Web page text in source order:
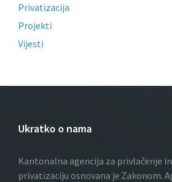
Privatizacija
Projekti
Vijesti
Ukratko o nama
Kantonalna agencija za privlačenje
privatizaciju osnovana je Zakonom.